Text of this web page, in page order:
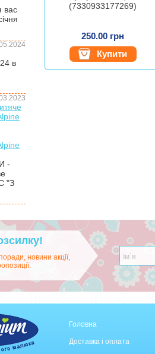
вас
в
-
"З
(7330933177269)
250.00 грн
Купити
новини акції,
Головна
Доставка і оплата